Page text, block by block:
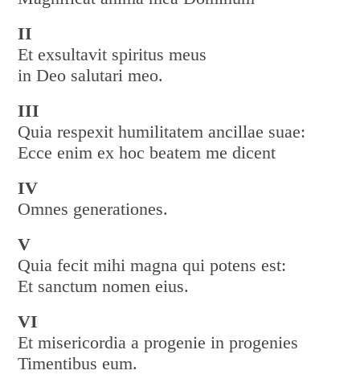
II
Et exsultavit spiritus meus
in Deo salutari meo.
III
Quia respexit humilitatem ancillae suae:
Ecce enim ex hoc beatem me dicent
IV
Omnes generationes.
V
Quia fecit mihi magna qui potens est:
Et sanctum nomen eius.
VI
Et misericordia a progenie in progenies
Timentibus eum.